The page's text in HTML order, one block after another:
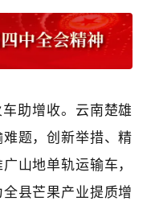
助增收。云南楚雄
题，创新举措、精
山地单轨运输车，
县芒果产业提质增